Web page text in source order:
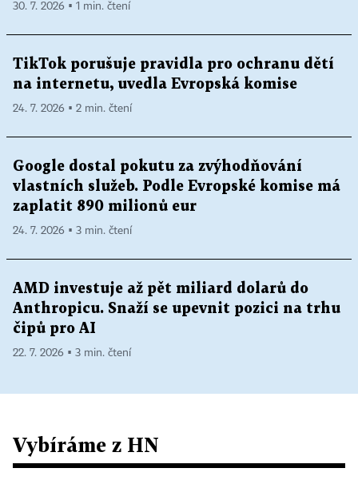
30. 7. 2026 ▪ 1 min. čtení
TikTok porušuje pravidla pro ochranu dětí
na internetu, uvedla Evropská komise
24. 7. 2026 ▪ 2 min. čtení
Google dostal pokutu za zvýhodňování
vlastních služeb. Podle Evropské komise má
zaplatit 890 milionů eur
24. 7. 2026 ▪ 3 min. čtení
AMD investuje až pět miliard dolarů do
Anthropicu. Snaží se upevnit pozici na trhu
čipů pro AI
22. 7. 2026 ▪ 3 min. čtení
Vybíráme z HN